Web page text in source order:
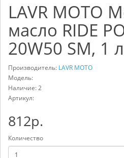
LAVR MOTO
масло RIDE
20W50 SM, 1 л
Производитель: LAVR MOTO
Модель:
Наличие: 2
Артикул:
812р.
Количество